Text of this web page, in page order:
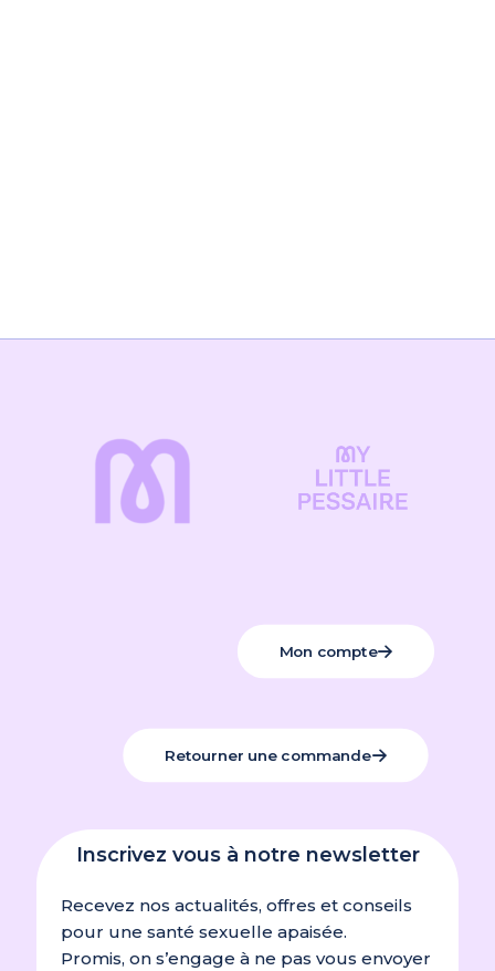
Mon compte
Retourner une commande
Inscrivez vous à notre newsletter
Recevez nos actualités, offres et conseils
pour une santé sexuelle apaisée.
Promis, on s’engage à ne pas vous envoyer